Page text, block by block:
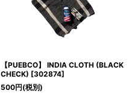
【PUEBCO】 INDIA CLOTH (BLACK
CHECK) [302874]
500円(税別)